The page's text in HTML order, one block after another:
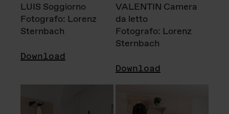
LUIS Soggiorno
Fotografo: Lorenz
Sternbach
Download
VALENTIN Camera
da letto
Fotografo: Lorenz
Sternbach
Download